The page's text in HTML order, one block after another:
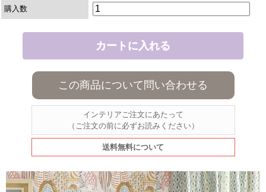
購入数
この商品について問い合わせる
インテリアご注文にあたって
（ご注文の前に必ずお読みください）
送料無料について